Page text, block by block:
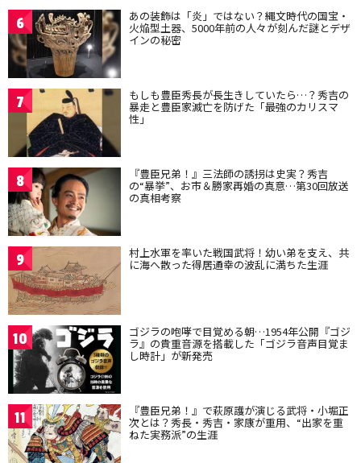
6 あの装飾は「炎」ではない？縄文時代の国宝・
火焔型土器、5000年前の人々が刻んだ謎とデザ
インの秘密
7 もしも豊臣秀長が長生きしていたら…？秀吉の
暴走と豊臣家滅亡を防げた「最強のカリスマ
性」
8 『豊臣兄弟！』三法師の誘拐は史実？秀吉
の“暴挙”、お市＆勝家再婚の真意…第30回放送
の真相考察
9 村上水軍を率いた戦国武将！幼い弟を支え、共
に海へ散った得居通幸の波乱に満ちた生涯
10 ゴジラの咆哮で目覚める朝…1954年公開『ゴジ
ラ』の貴重音源を搭載した「ゴジラ音声目覚ま
し時計」が新発売
11 『豊臣兄弟！』で萩原護が演じる武将・小堀正
次とは？秀長・秀吉・家康が重用、“出家を重
ねた実務派”の生涯